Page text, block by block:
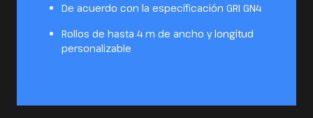
De acuerdo con la especificación GRI GN4
Rollos de hasta 4 m de ancho y longitud
personalizable